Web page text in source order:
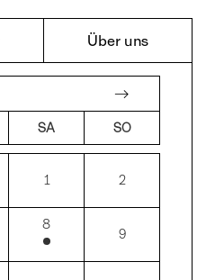
Über uns
→
SA SO
1 2
8
9